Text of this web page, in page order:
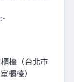
檯（台北市
櫃檯）